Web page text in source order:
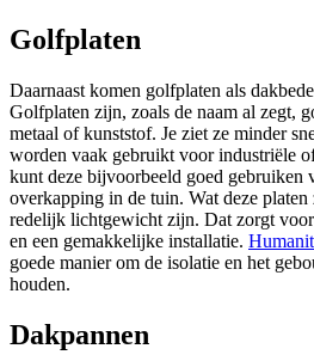
Golfplaten
Daarnaast komen golfplaten als
Golfplaten zijn, zoals de naam al zegt,
metaal of kunststof. Je ziet ze minder
worden vaak gebruikt voor industriële
kunt deze bijvoorbeeld goed gebruiken
overkapping in de tuin. Wat deze
redelijk lichtgewicht zijn. Dat zorgt
en een gemakkelijke installatie.
goede manier om de isolatie en het
houden.
Dakpannen